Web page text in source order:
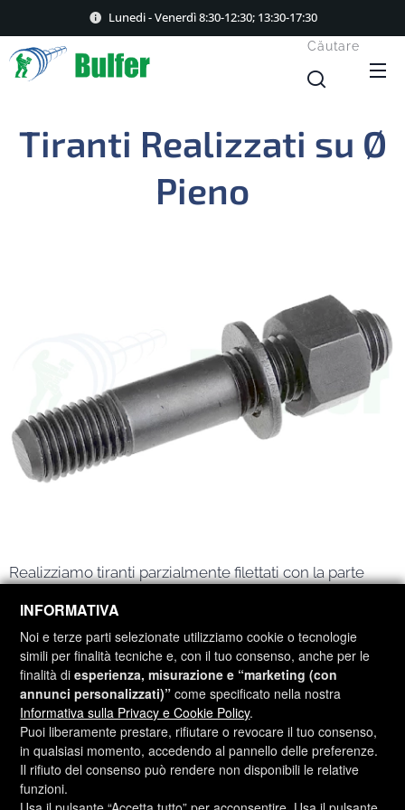
INFORMATIVA
Noi e terze parti selezionate utilizziamo cookie o tecnologie
simili per finalità tecniche e, con il tuo consenso, anche per le
finalità diesperienza, misurazione e “marketing (con
annunci personalizzati)” come specificato nella nostra
Informativa sulla Privacy e Cookie Policy.
Puoi liberamente prestare, rifiutare o revocare il tuo consenso,
in qualsiasi momento, accedendo al pannello delle preferenze.
Il rifiuto del consenso può rendere non disponibili le relative
funzioni.
Lunedi - Venerdì 8:30-12:30; 13:30-17:30
Căutare
Tiranti Realizzati su Ø
Pieno
Realizziamo tiranti parzialmente filettati con la parte
La filettatura in questo caso viene eseguita tramite
estrusione garantendo la piena conformità alla ISO 965
Utilizziamo acciai strutturali nelle varie tipologie S235,
S275 e S355 secondo le esigenze cantieristiche,
fornendoli:
Grezzi
Zincati a caldoper una miglior resistenza alla